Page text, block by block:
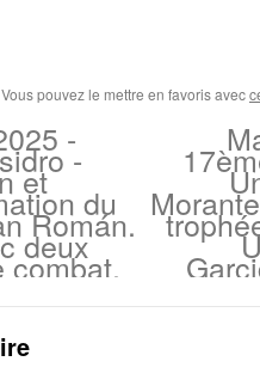
Vous pouvez le mettre en favoris avec
--
et du
Román.
deux
combat.